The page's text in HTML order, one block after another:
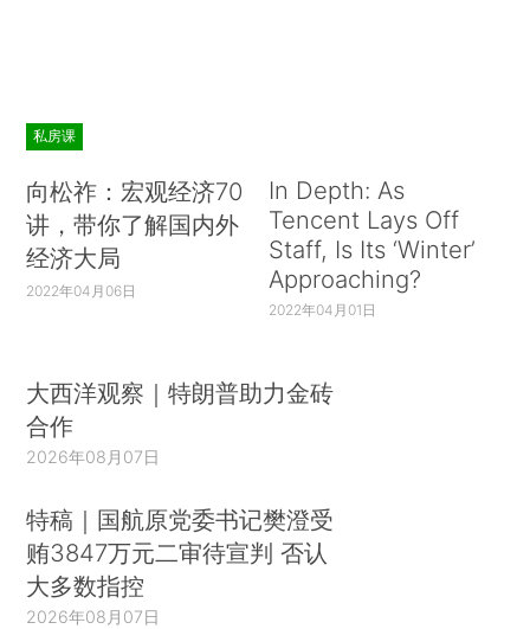
私房课
向松祚：宏观经济70
讲，带你了解国内外
经济大局
2022年04月06日
In Depth: As
Tencent Lays Off
Staff, Is Its ‘Winter’
Approaching?
2022年04月01日
大西洋观察｜特朗普助力金砖
合作
2026年08月07日
特稿｜国航原党委书记樊澄受
贿3847万元二审待宣判 否认
大多数指控
2026年08月07日